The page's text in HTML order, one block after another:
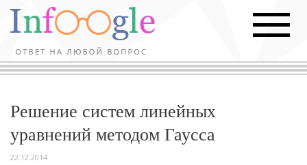
Решение систем линейных
уравнений методом Гаусса
22.12.2014